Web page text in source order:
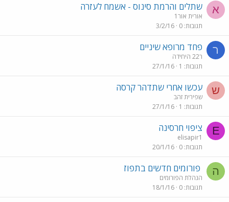
א שתלים והרמת סינוס - אשמח לעזרה
אורית אור1
תגובות 0
3/2/16
ר פחד מרופא שיניים
ר22 היחידה
תגובות 1
27/1/16
ש עכשו אחרי שתדהר קרסה
שפירית זהב
תגובות 1
27/1/16
E ציפוי חרסינה
elisapir1
תגובות 0
20/1/16
ה פורומים חדשים בתפוז
הנהלת הפורומים
תגובות 0
18/1/16